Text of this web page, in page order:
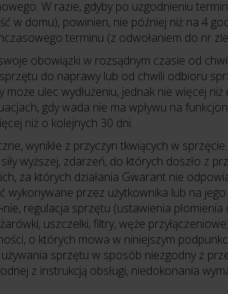
W razie, gdyby po uzgodnieniu
domu), powinien, nie później niż na 4
terminu (z odwołaniem do nr
obowiązki w rozsądnym czasie od
do naprawy lub od chwili odbioru
ulec wydłużeniu, jednak nie więcej
gdy wada nie ma wpływu na
niż o kolejnych 30 dni.
wynikłe z przyczyn tkwiących w
wyższej, zdarzeń, do których doszło z
za których działania Gwarant nie
przez użytkownika lub na
regulacja sprzętu (ustawienia
uszczelki, filtry, węże
o których mowa w niniejszym
sprzętu w sposób niezgodny z
z instrukcją obsługi, niedokonania